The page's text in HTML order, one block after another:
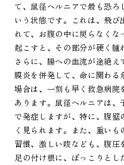
て、鼠径ヘルニアで最も恐ろ
いう状態です。これは、飛び
れて、お腹の中に戻らなくな
起こすと、その部分が硬く腫
さらに、腸への血流が途絶
膜炎を併発して、命に関わる
場合は、一刻も早く救急病院
あります。鼠径ヘルニアは
で発症しますが、特に、腹
く見られます。また、重い
習慣、激しい咳なども、腹圧
足の付け根に、ぽっこりと